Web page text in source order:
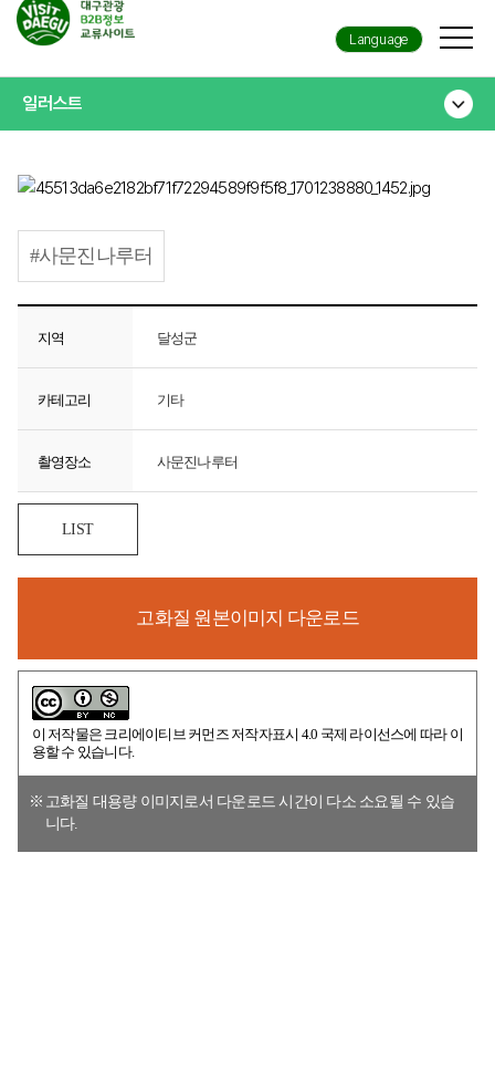
Language
일러스트
#사문진나루터
지역 달성군
카테고리 기타
촬영장소 사문진나루터
LIST
고화질 원본이미지 다운로드
이 저작물은 크리에이티브 커먼즈 저작자표시 4.0 국제 라이선스에 따라 이
용할 수 있습니다.
고화질 대용량 이미지로서 다운로드 시간이 다소 소요될 수 있습
니다.